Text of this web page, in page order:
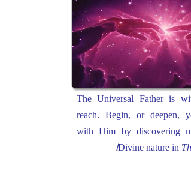
The Universal Father is
reach! Begin, or deepen,
with Him by discovering
Divine nature in